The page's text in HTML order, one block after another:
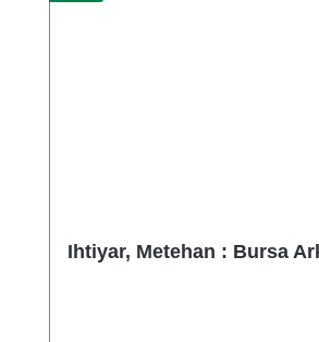
Ihtiyar, Metehan : Bursa